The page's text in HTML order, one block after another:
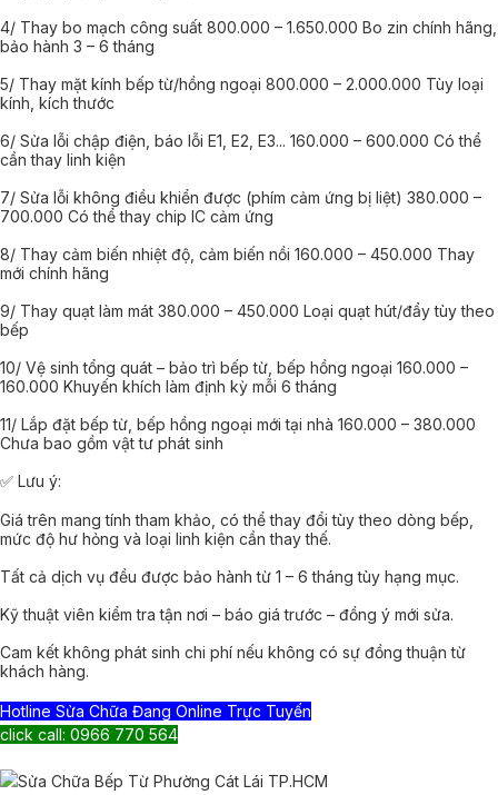
4/ Thay bo mạch công suất 800.000 – 1.650.000 Bo zin chính hãng,
bảo hành 3 – 6 tháng
5/ Thay mặt kính bếp từ/hồng ngoại 800.000 – 2.000.000 Tùy loại
kính, kích thước
6/ Sửa lỗi chập điện, báo lỗi E1, E2, E3... 160.000 – 600.000 Có thể
cần thay linh kiện
7/ Sửa lỗi không điều khiển được (phím cảm ứng bị liệt) 380.000 –
700.000 Có thể thay chip IC cảm ứng
8/ Thay cảm biến nhiệt độ, cảm biến nồi 160.000 – 450.000 Thay
mới chính hãng
9/ Thay quạt làm mát 380.000 – 450.000 Loại quạt hút/đẩy tùy theo
bếp
10/ Vệ sinh tổng quát – bảo trì bếp từ, bếp hồng ngoại 160.000 –
160.000 Khuyến khích làm định kỳ mỗi 6 tháng
11/ Lắp đặt bếp từ, bếp hồng ngoại mới tại nhà 160.000 – 380.000
Chưa bao gồm vật tư phát sinh
✅ Lưu ý:
Giá trên mang tính tham khảo, có thể thay đổi tùy theo dòng bếp,
mức độ hư hỏng và loại linh kiện cần thay thế.
Tất cả dịch vụ đều được bảo hành từ 1 – 6 tháng tùy hạng mục.
Kỹ thuật viên kiểm tra tận nơi – báo giá trước – đồng ý mới sửa.
Cam kết không phát sinh chi phí nếu không có sự đồng thuận từ
khách hàng.
Hotline Sửa Chữa Đang Online Trực Tuyến
click call: 0966 770 564